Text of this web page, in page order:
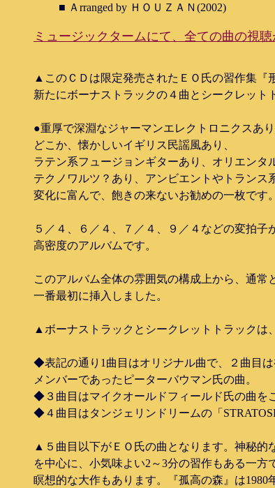
■ Ａrranged by ＨＯＵＺＡＮ(2002)
ミュージックタームにて、全ての曲の視聴
▲このＣＤは限定発売されたＥＯ氏の習作集『
新たにボーナストラックの４曲とシークレット
●重厚で深淵なジャーマンエレクトロニクスあり
どこか、懐かしいイギリス民謡風あり、
ラテン系フュージョンギターあり、オリエンタ
テクノワルツ？あり、アンビエントやトランス
変化に富んで、飽きの来ないお勧めの一枚です。
５／４、６／４、７／４、９／４などの変拍子
高密度のアルバムです。
このアルバム全体の雰囲気の構成上から、通常
一番最初に挿入しました。
▲ボーナストラックとシークレットトラックは
◆表記の通り1曲目はオリジナル曲で、２曲目
メンバーであったピーターバウマン氏の曲。
◆３曲目はマイクオールドフィールド氏の曲を
◆４曲目はタンジェリンドリームの「
▲５曲目以下がＥＯ氏の曲となります。神秘的
を中心に、小気味よい2～3分の習作もある一方
瞑想的な大作もあります。『孤高の森』は1980